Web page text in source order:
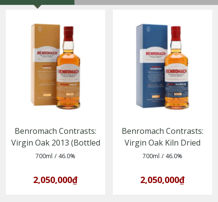
Benromach Contrasts:
Virgin Oak 2013 (Bottled
2024)
700ml / 46.0%
2,050,000₫
Benromach Contrasts:
Virgin Oak Kiln Dried
2012 (Bottled 2023)
700ml / 46.0%
2,050,000₫